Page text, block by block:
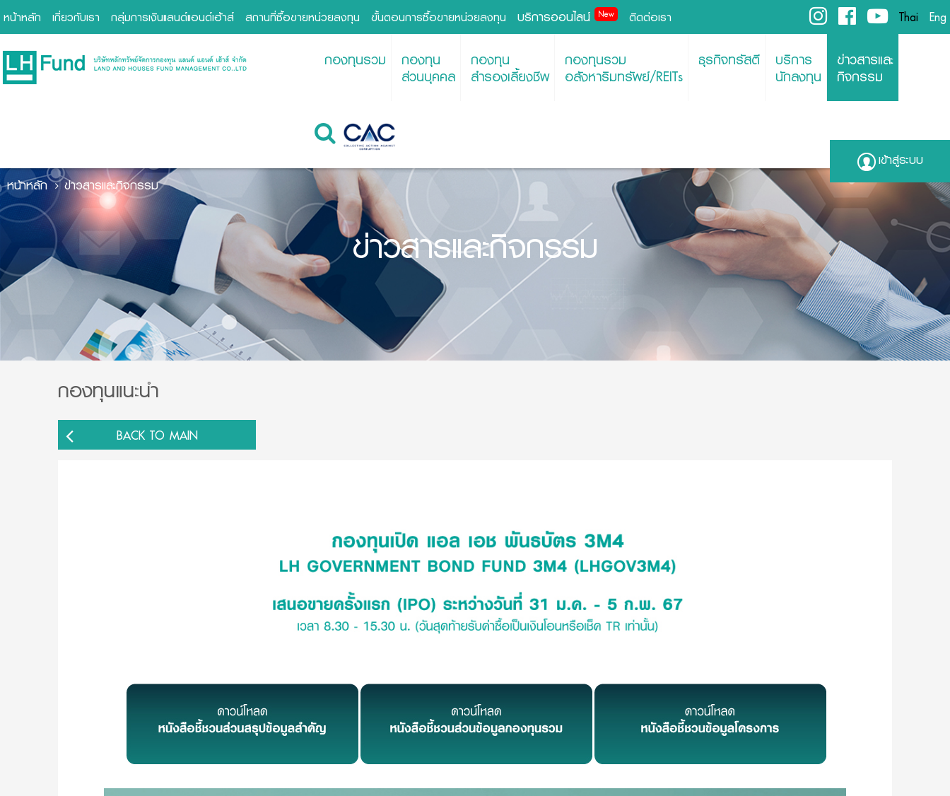
หน้าหลัก เกี่ยวกับเรา กลุ่มการเงินแลนด์แอนด์เฮ้าส์ สถานที่ซื้อขายหน่วยลงทุน ขั้นตอนการซื้อขายหน่วยลงทุน บริการออนไลน์ New ติดต่อเรา Thai Eng
กองทุนรวม กองทุน
ส่วนบุคคล
กองทุน
สำรองเลี้ยงชีพ
กองทุนรวม
อสังหาริมทรัพย์/REITs
ธุรกิจทรัสตี บริการ
นักลงทุน
ข่าวสารและ
กิจกรรม
เข้าสู่ระบบ
ข่าวสารและกิจกรรม
หน้าหลัก ข่าวสารและกิจกรรม
กองทุนแนะนำ
BACK TO MAIN